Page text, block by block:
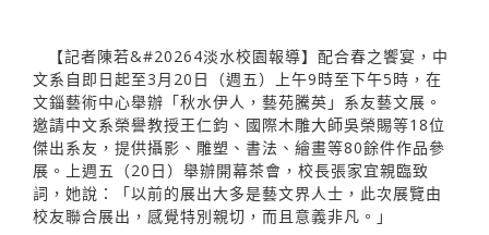
【記者陳若&#20264淡水校園報導】配合春之饗宴，中
文系自即日起至3月20日（週五）上午9時至下午5時，在
文錙藝術中心舉辦「秋水伊人，藝苑騰英」系友藝文展。
邀請中文系榮譽教授王仁鈞、國際木雕大師吳榮賜等18位
傑出系友，提供攝影、雕塑、書法、繪畫等80餘件作品參
展。上週五（20日）舉辦開幕茶會，校長張家宜親臨致
詞，她說：「以前的展出大多是藝文界人士，此次展覽由
校友聯合展出，感覺特別親切，而且意義非凡。」